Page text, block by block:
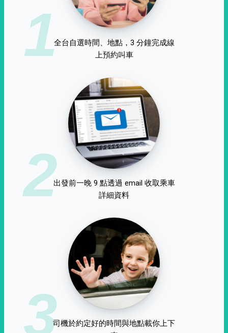
1全台自選時間、地點，3 分鐘完成線
上預約叫車
2出發前一晚 9 點透過 email 收取乘車
詳細資料
3司機於約定好的時間與地點載你上下